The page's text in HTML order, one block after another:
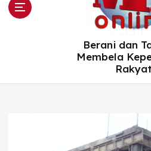
Berani dan
Membela
Rakyat